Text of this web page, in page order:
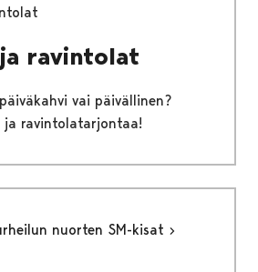
ravintolat
vai päivällinen?
ja ravintolatarjontaa!
nuorten SM-kisat